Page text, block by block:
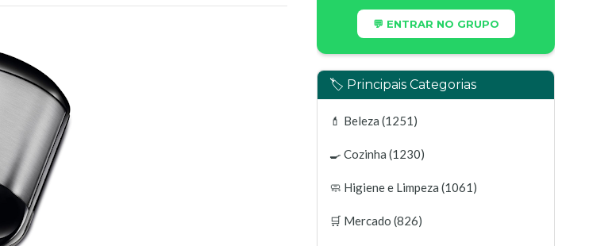
💬 ENTRAR NO GRUPO
🏷️ Principais Categorias
💄 Beleza (1251)
🍳 Cozinha (1230)
🧼 Higiene e Limpeza (1061)
🛒 Mercado (826)